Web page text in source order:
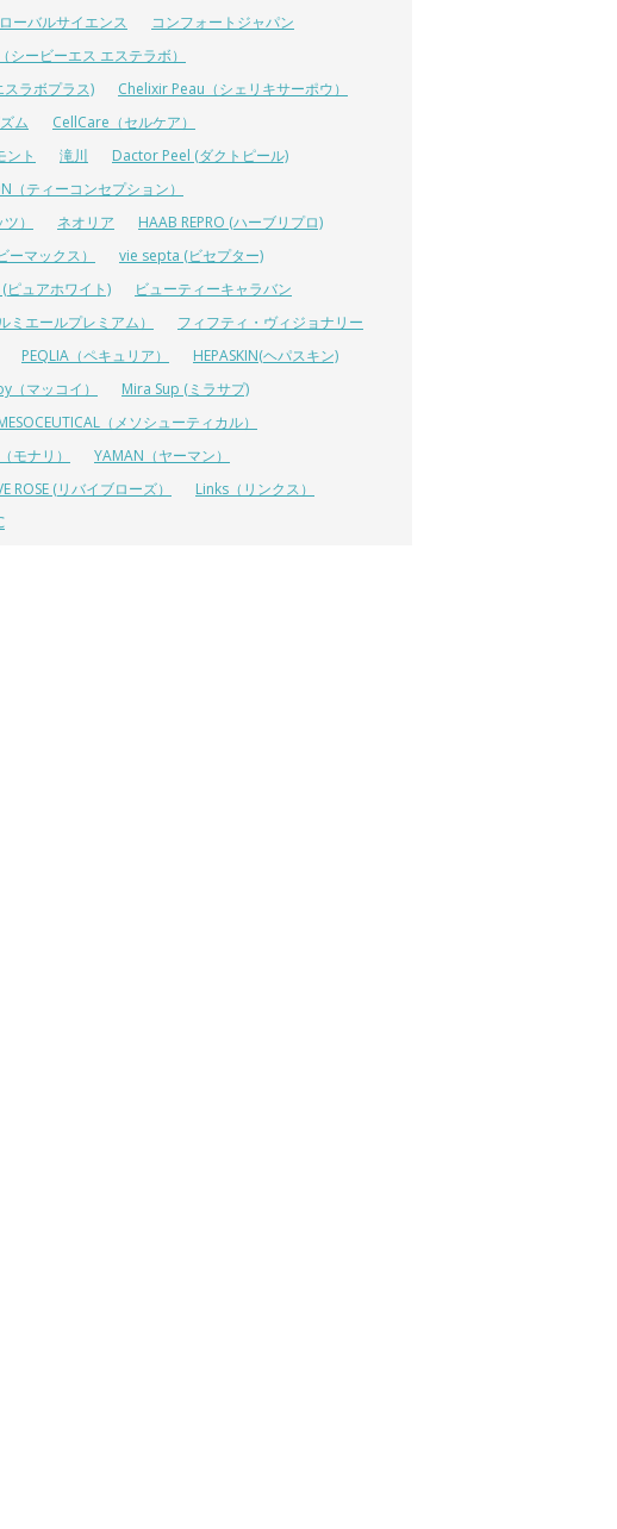
ーバルサイエンス
コンフォートジャパン
シービーエス エステラボ）
スラボプラス)
Chelixir Peau（シェリキサーポウ）
ム
CellCare（セルケア）
ント 滝川
Dactor Peel (ダクトピール)
（ティーコンセプション）
） ネオリア
HAAB REPRO (ハーブリプロ)
ーマックス）
vie septa (ビセプター)
(ピュアホワイト)
ビューティーキャラバン
エールプレミアム）
フィフティ・ヴィジョナリー
PEQLIA（ペキュリア）
HEPASKIN(ヘパスキン)
（マッコイ）
Mira Sup (ミラサプ)
（メソシューティカル）
モナリ）
YAMAN（ヤーマン）
ROSE (リバイブローズ）
Links（リンクス）